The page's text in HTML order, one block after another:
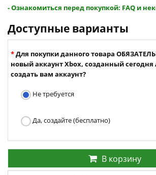
- Ознакомиться перед покупкой: FAQ и
Доступные варианты
Для покупки данного товара
новый аккаунт Xbox, созданный сегодня
создать вам аккаунт?
Не требуется
Да, создайте (бесплатно)
В корзину